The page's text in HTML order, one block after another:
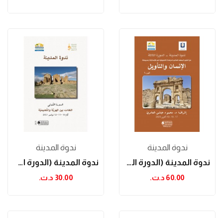
ندوة المدينة
ندوة المدينة (الدورة الأولى): اللغات بين الهوية...
30.00 د.ت.‏
ندوة المدينة
ندوة المدينة (الدورة الثالثة): الإنسان والتأويل...
60.00 د.ت.‏